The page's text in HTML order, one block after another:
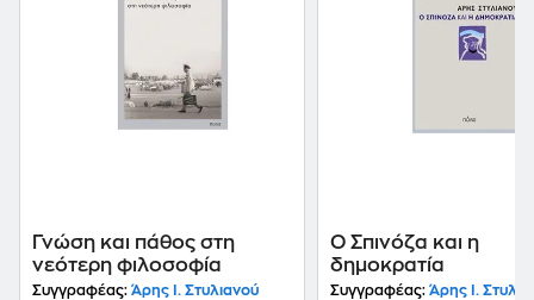
Γνώση και πάθος στη
νεότερη φιλοσοφία
Συγγραφέας: Άρης Ι. Στυλιανού
Ο Σπινόζα και η
δημοκρατία
Συγγραφέας: Άρης Ι.